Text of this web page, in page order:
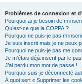
Problèmes de connexion et
Pourquoi ai-je besoin de
Qu’est-ce que la COPPA ?
Pourquoi ne puis-je pas
Je suis inscrit mais je ne peux
Pourquoi ne puis-je pas me
Je m’étais déjà inscrit par le
J’ai perdu mon mot de passe !
Pourquoi suis-je déconnecté
À quoi sert « Supprimer les